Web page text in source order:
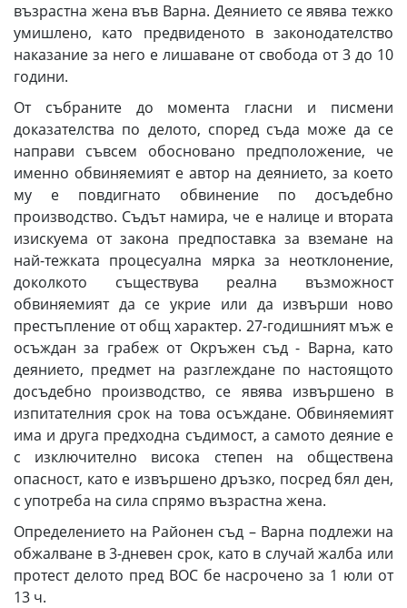
възрастна жена във Варна. Деянието се явява тежко
умишлено, като предвиденото в законодателство
наказание за него е лишаване от свобода от 3 до 10
години.
От събраните до момента гласни и писмени
доказателства по делото, според съда може да се
направи съвсем обосновано предположение, че
именно обвиняемият е автор на деянието, за което
му е повдигнато обвинение по досъдебно
производство. Съдът намира, че е налице и втората
изискуема от закона предпоставка за вземане на
най-тежката процесуална мярка за неотклонение,
доколкото съществува реална възможност
обвиняемият да се укрие или да извърши ново
престъпление от общ характер. 27-годишният мъж е
осъждан за грабеж от Окръжен съд - Варна, като
деянието, предмет на разглеждане по настоящото
досъдебно производство, се явява извършено в
изпитателния срок на това осъждане. Обвиняемият
има и друга предходна съдимост, а самото деяние е
с изключително висока степен на обществена
опасност, като е извършено дръзко, посред бял ден,
с употреба на сила спрямо възрастна жена.
Определението на Районен съд – Варна подлежи на
обжалване в 3-дневен срок, като в случай жалба или
протест делото пред ВОС бе насрочено за 1 юли от
13 ч.